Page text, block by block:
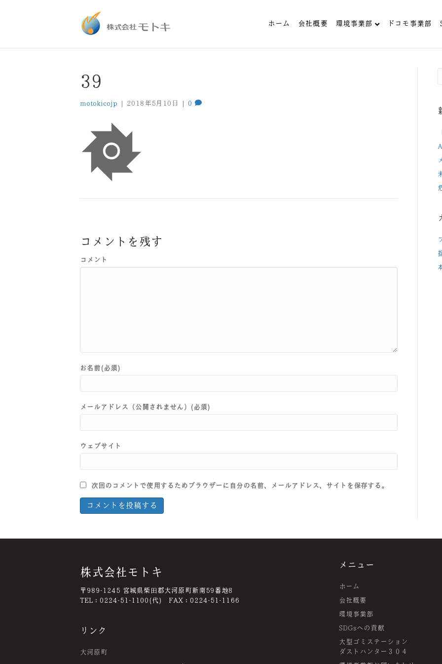
ホーム 会社概要 環境事業部 ドコモ事業部
39
motokicojp | 2018年5月10日 | 0
コメントを残す
コメント
お名前(必須)
メールアドレス（公開されません）(必須)
ウェブサイト
次回のコメントで使用するためブラウザーに自分の名前、メールアドレス、サイトを保存する。
株式会社モトキ
〒989-1245 宮城県柴田郡大河原町新南59番地8
TEL：0224-51-1100(代) FAX：0224-51-1166
リンク
大河原町
メニュー
ホーム
会社概要
環境事業部
SDGsへの貢献
大型ゴミステーション
ダストハンター３０４